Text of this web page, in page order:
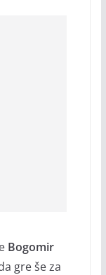
Bogomir
gre še za